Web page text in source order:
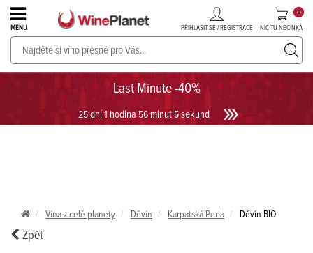
Last Minute -40%
25 dní 1 hodina 56 minut 5 sekund
MENU PŘIHLÁSIT SE / REGISTRACE NIC TU NECINKÁ
0
PROSECCO v akci až do -30%!UKÁZAT PROSECCO
Vína z celé planety Děvín Karpatská Perla Děvín BIO
Zpět